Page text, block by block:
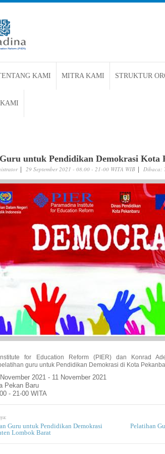
KAMI MITRA KAMI STRUKTUR
untuk Pendidikan Demokrasi Kota
29 September 2021 - 08.00 - 21-00 WITA WIB Dibaca:
for Education Reform (PIER) dan Konrad
guru untuk Pendidikan Demokrasi di Kota
2021 - 11 November 2021
Pekan Baru
- 21-00 WITA
Guru untuk Pendidikan Demokrasi
Lombok Barat
Pelatihan